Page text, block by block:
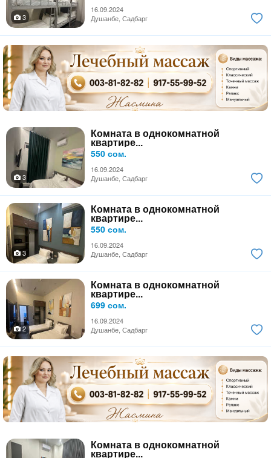
16.09.2024
3
Душанбе, Садбарг
Комната в однокомнатной
квартире...
550 сом.
16.09.2024
3
Душанбе, Садбарг
Комната в однокомнатной
квартире...
550 сом.
16.09.2024
3
Душанбе, Садбарг
Комната в однокомнатной
квартире...
699 сом.
16.09.2024
2
Душанбе, Садбарг
Комната в однокомнатной
квартире...